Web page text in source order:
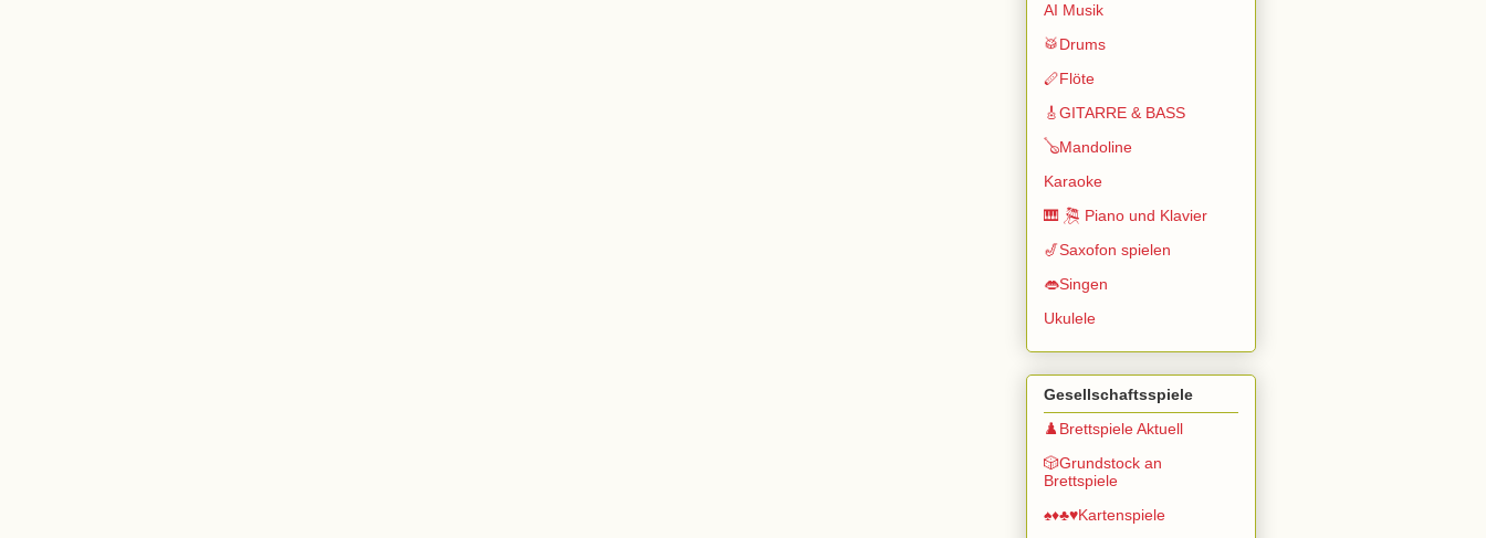
AI Musik
🥁Drums
🪈Flöte
🎸GITARRE & BASS
🪕Mandoline
Karaoke
🎹 🎘 Piano und Klavier
🎷Saxofon spielen
👄Singen
Ukulele
Gesellschaftsspiele
♟️Brettspiele Aktuell
🎲Grundstock an
Brettspiele
♠️♦️♣️♥️Kartenspiele